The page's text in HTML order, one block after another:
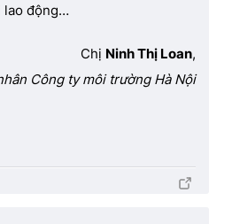
lao động…
Chị Ninh Thị Loan,
Công ty môi trường Hà Nội